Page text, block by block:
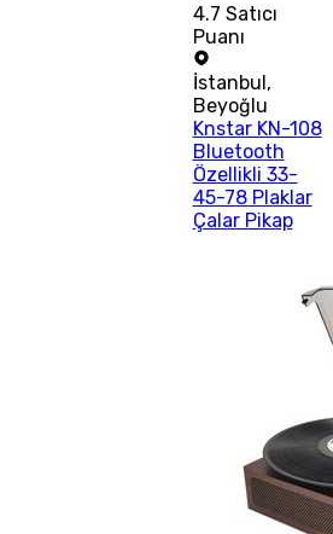
4.7 Satıcı
Puanı
İstanbul,
Beyoğlu
Knstar KN-108
Bluetooth
Özellikli 33-
45-78 Plaklar
Çalar Pikap